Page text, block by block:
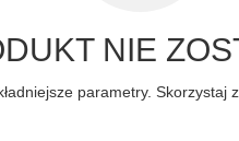
NIE
parametry. Skorzystaj z